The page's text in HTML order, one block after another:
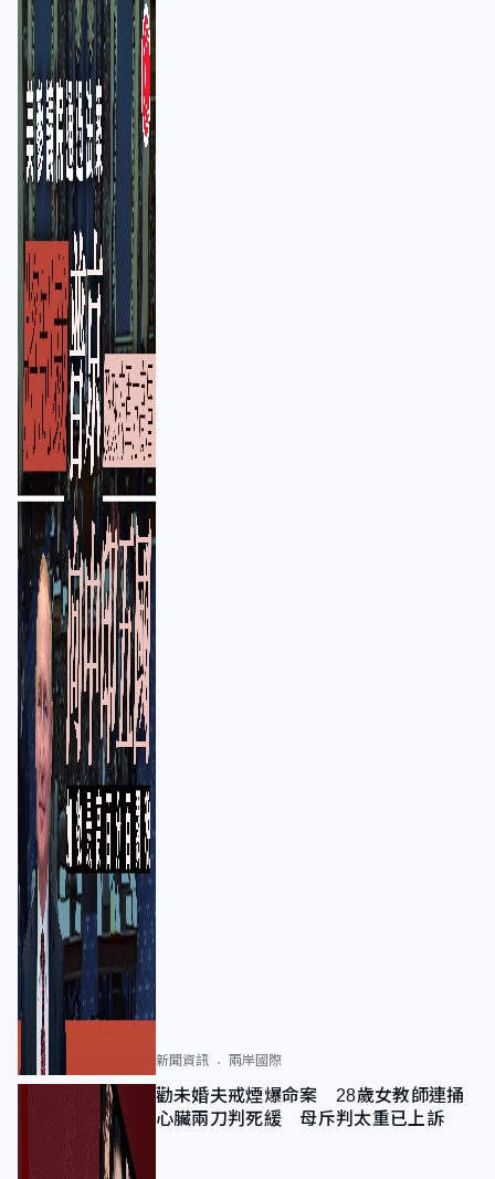
新聞資訊 兩岸國際
勸未婚夫戒煙爆命案 28歲女教師連捅
心臟兩刀判死緩 母斥判太重已上訴